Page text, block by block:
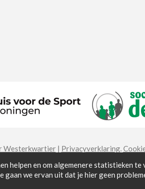
helpen en om algemenere statistieken te
we ervan uit dat je hier geen
Westerkwartier| Privacyverklaring.
proudly powered by Aspin